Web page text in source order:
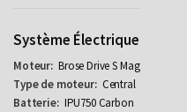
Système Électrique
Brose Drive S Mag
Central
IPU750 Carbon